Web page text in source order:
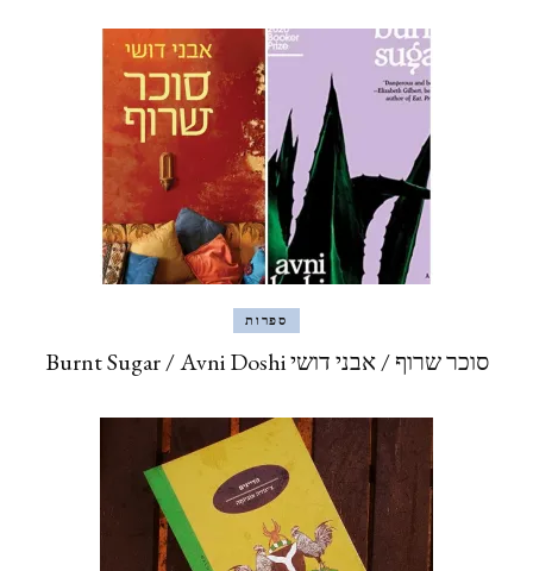
ספרות
סוכר שרוף / אבני דושי Burnt Sugar / Avni Doshi